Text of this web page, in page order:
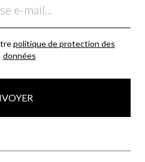
politique de protection des
données